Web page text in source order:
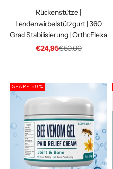
Rückenstütze |
Lendenwirbelstützgurt | 360
Grad Stabilisierung | OrthoFlexa
Angebot
€24,95Regulärer Preis
€50,00
SPARE 50%